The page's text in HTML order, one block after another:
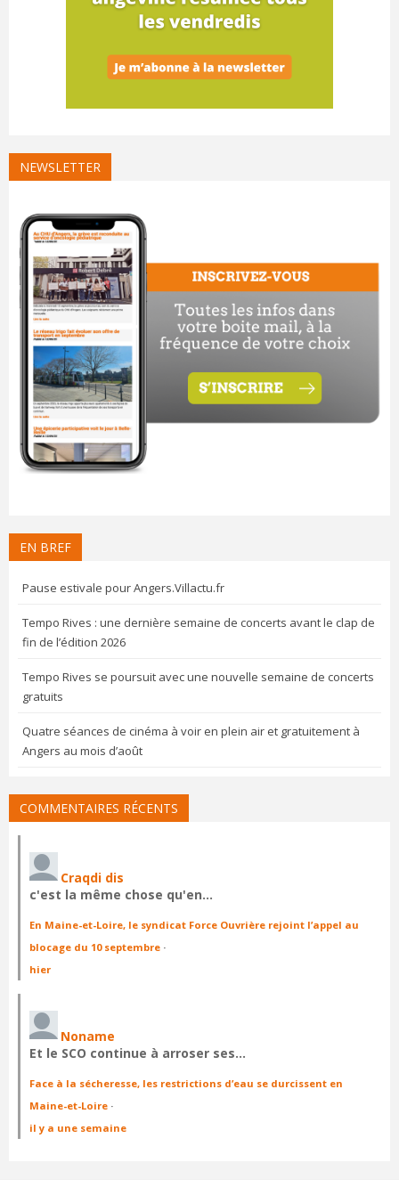
NEWSLETTER
EN BREF
Pause estivale pour Angers.Villactu.fr
Tempo Rives : une dernière semaine de concerts avant le clap de
fin de l’édition 2026
Tempo Rives se poursuit avec une nouvelle semaine de concerts
gratuits
Quatre séances de cinéma à voir en plein air et gratuitement à
Angers au mois d’août
COMMENTAIRES RÉCENTS
Craqdi dis
c'est la même chose qu'en…
En Maine-et-Loire, le syndicat Force Ouvrière rejoint l’appel au
blocage du 10 septembre ·
hier
Noname
Et le SCO continue à arroser ses…
Face à la sécheresse, les restrictions d’eau se durcissent en
Maine-et-Loire ·
il y a une semaine